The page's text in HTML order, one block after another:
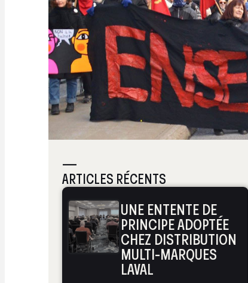
—
ARTICLES RÉCENTS
UNE ENTENTE DE
PRINCIPE ADOPTÉE
CHEZ DISTRIBUTION
MULTI-MARQUES
LAVAL